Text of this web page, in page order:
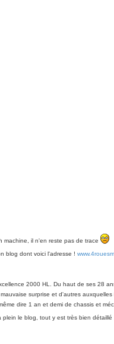
machine, il n'en reste pas de trace
blog dont voici l'adresse !
2000 HL. Du haut de ses 28
surprise et d'autres
dire 1 an et demi de chassis et
le blog, tout y est très bien détaillé